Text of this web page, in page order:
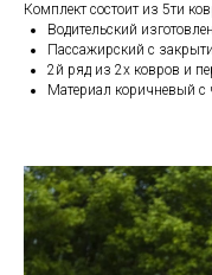
Комплект состоит из 5ти
Водительский
Пассажирский с
2й ряд из 2х ковров и
Материал коричневый с